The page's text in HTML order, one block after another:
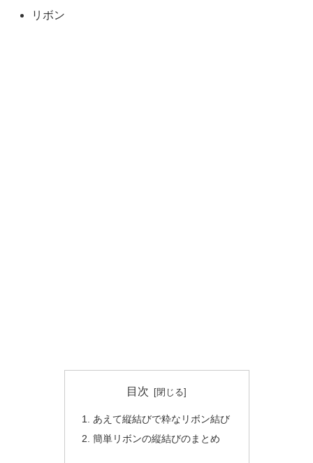
リボン
目次
あえて縦結びで粋なリボン結び
簡単リボンの縦結びのまとめ